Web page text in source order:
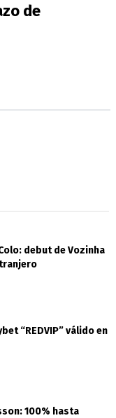
de
debut de Vozinha
“REDVIP” válido en
100% hasta